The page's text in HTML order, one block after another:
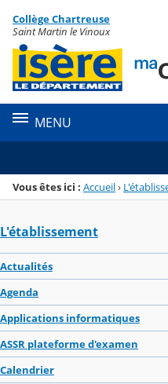
Menu de la rubrique
Contenu
Collège Chartreuse
Saint Martin le Vinoux
MENU
Vous êtes ici : Accueil›
L'établissement
Actualités
Agenda
Applications informatiques
ASSR plateforme d'examen
Calendrier